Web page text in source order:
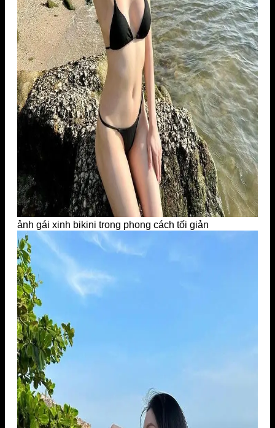
ảnh gái xinh bikini trong phong cách tối giản